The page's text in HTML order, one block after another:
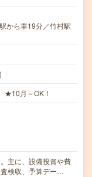
から車19分／竹村駅
★10月～OK！
主に、設備投資や費
検収、予算デー…